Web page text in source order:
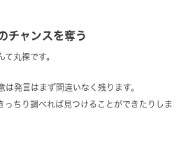
チャンスを奪う
丸裸です。
は発言はまず間違いなく残ります。
っちり調べれば見つけることができたりしま